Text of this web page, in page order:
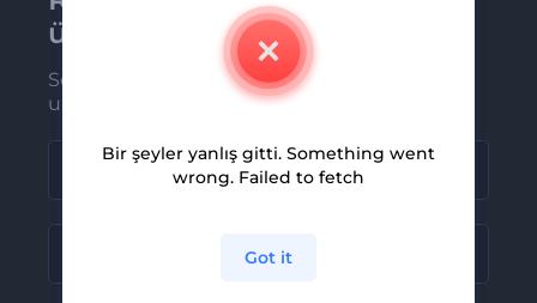
üye olun
Son haber ve tekliflerimiz ilk olarak size
ulaşsın
Bir şeyler yanlış gitti. Something went
wrong. Failed to fetch
Got it